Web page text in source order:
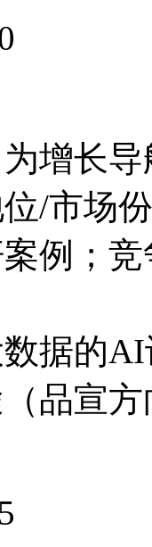
增长导
/市场
例；
据的
品宣